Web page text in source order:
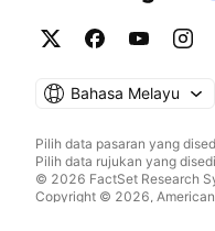
Bahasa Melayu
Pilih data pasaran yang
Pilih data rujukan yang
© 2026 FactSet Research
Copyright © 2026,